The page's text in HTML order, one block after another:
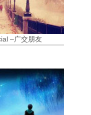
量–广交朋友